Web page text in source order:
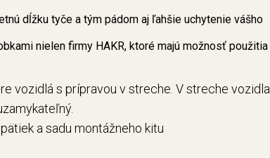
dĺžku tyče a tým pádom aj ľahšie uchytenie vášho
nielen firmy HAKR, ktoré majú možnosť použitia
vozidlá s prípravou v streche. V streche vozidla
a sadu montážneho kitu